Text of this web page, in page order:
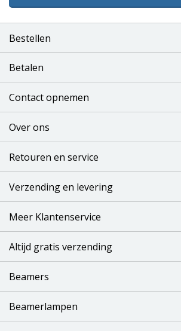
Bestellen
Betalen
Contact opnemen
Over ons
Retouren en service
Verzending en levering
Meer Klantenservice
Altijd gratis verzending
Beamers
Beamerlampen